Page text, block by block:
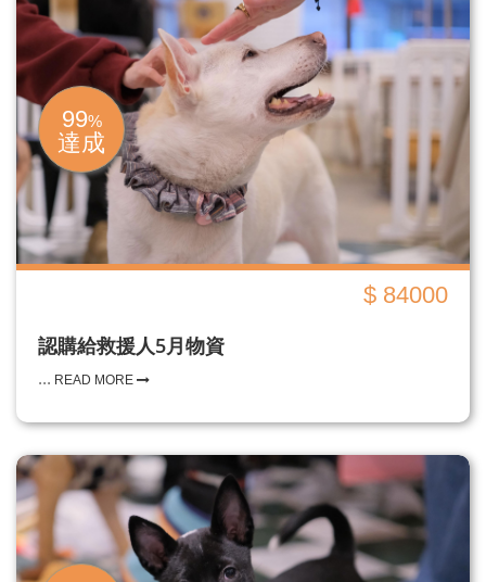
99%
達成
$ 84000
認購給救援人5月物資
... READ MORE